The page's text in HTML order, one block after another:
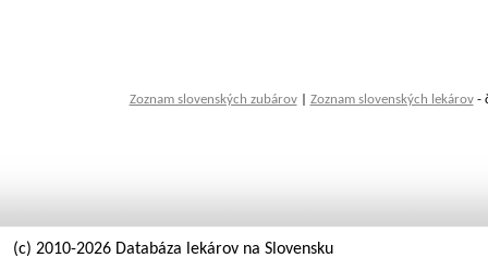
Zoznam slovenských zubárov| Zoznam slovenských lekárov-
(c) 2010-2026 Databáza lekárov na Slovensku